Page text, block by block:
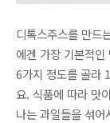
디톡스주스를 만드
에겐 가장 기본적
6가지 정도를 골라
요. 식품에 따라 맛
나는 과일들을 섞